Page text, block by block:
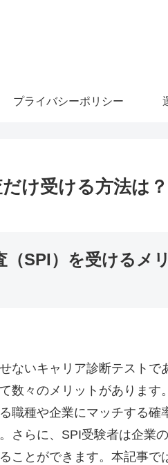
プライバシーポリシー
け受ける方法は
（SPI）を受けるメ
ないキャリア診断テストで
数々のメリットがあります
職種や企業にマッチする
さらに、SPI受験者は企業
ことができます。本記事